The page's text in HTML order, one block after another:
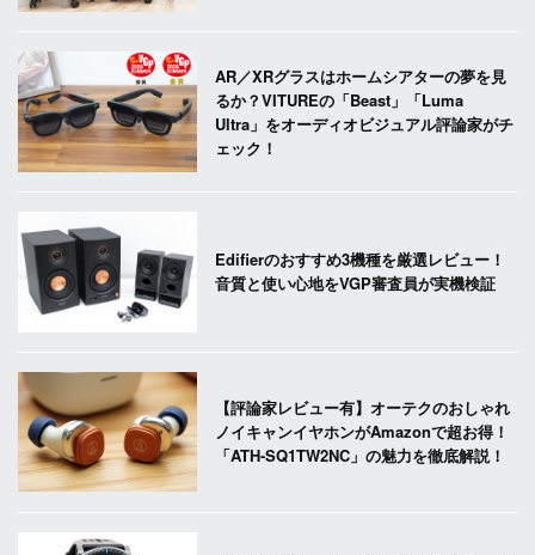
AR／XRグラスはホームシアターの夢を見
るか？VITUREの「Beast」「Luma
Ultra」をオーディオビジュアル評論家がチ
ェック！
Edifierのおすすめ3機種を厳選レビュー！
音質と使い心地をVGP審査員が実機検証
【評論家レビュー有】オーテクのおしゃれ
ノイキャンイヤホンがAmazonで超お得！
「ATH-SQ1TW2NC」の魅力を徹底解説！